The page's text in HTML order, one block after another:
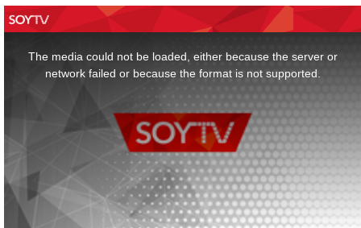
The media could not be loaded, either because the server or
network failed or because the format is not supported.